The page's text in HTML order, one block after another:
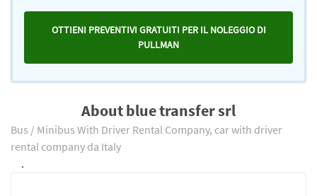
OTTIENI PREVENTIVI GRATUITI PER IL NOLEGGIO DI
PULLMAN
About blue transfer srl
Bus / Minibus With Driver Rental Company, car with driver
rental company da Italy
.